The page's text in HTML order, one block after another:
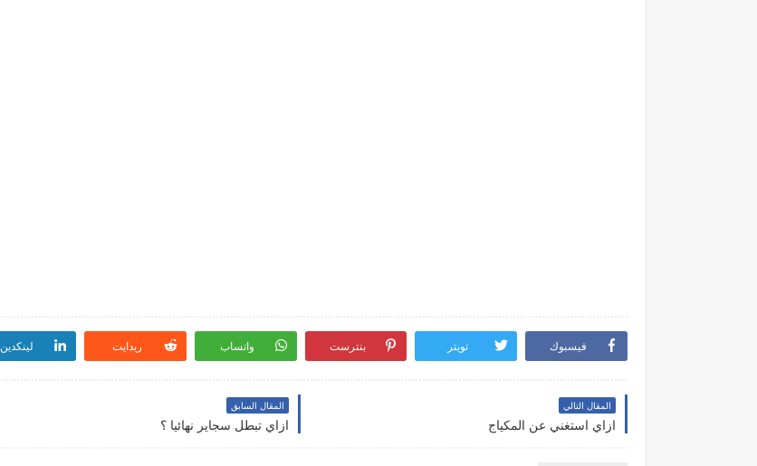
فيسبوك تويتر بنترست واتساب ريدايت لينكدين
المقال التالي
ازاي استغني عن المكياج
المقال السابق
ازاي تبطل سجاير نهائيا ؟